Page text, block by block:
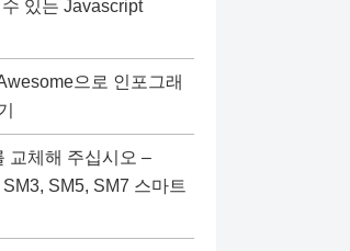
있는 Javascript
으로 인포그래
교체해 주십시오 –
SM5, SM7 스마트